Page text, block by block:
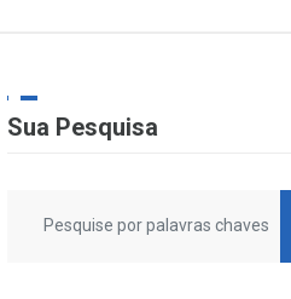
Sua Pesquisa